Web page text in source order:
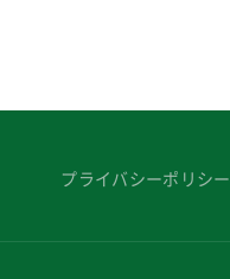
プライバシーポリシー